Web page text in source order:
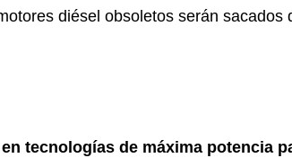
diésel obsoletos serán
tecnologías de máxima potencia